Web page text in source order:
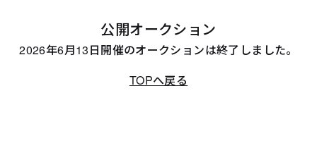
公開オークション
2026年6月13日開催のオークションは終了しました。
TOPへ戻る